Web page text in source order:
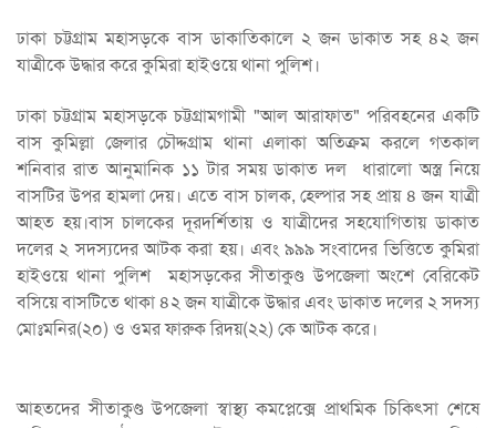
ঢাকা চট্টগ্রাম মহাসড়কে বাস ডাকাতিকালে ২ জন ডাকাত সহ ৪২ জন
যাত্রীকে উদ্ধার করে কুমিরা হাইওয়ে থানা পুলিশ।
ঢাকা চট্টগ্রাম মহাসড়কে চট্টগ্রামগামী "আল আরাফাত" পরিবহনের একটি
বাস কুমিল্লা জেলার চৌদ্দগ্রাম থানা এলাকা অতিক্রম করলে গতকাল
শনিবার রাত আনুমানিক ১১ টার সময় ডাকাত দল ধারালো অস্ত্র নিয়ে
বাসটির উপর হামলা দেয়। এতে বাস চালক, হেল্পার সহ প্রায় ৪ জন যাত্রী
আহত হয়।বাস চালকের দূরদর্শিতায় ও যাত্রীদের সহযোগিতায় ডাকাত
দলের ২ সদস্যদের আটক করা হয়। এবং ৯৯৯ সংবাদের ভিত্তিতে কুমিরা
হাইওয়ে থানা পুলিশ মহাসড়কের সীতাকুণ্ড উপজেলা অংশে বেরিকেট
বসিয়ে বাসটিতে থাকা ৪২ জন যাত্রীকে উদ্ধার এবং ডাকাত দলের ২ সদস্য
মোঃমনির(২০) ও ওমর ফারুক রিদয়(২২) কে আটক করে।
আহতদের সীতাকুণ্ড উপজেলা স্বাস্থ্য কমপ্লেক্সে প্রাথমিক চিকিৎসা শেষে